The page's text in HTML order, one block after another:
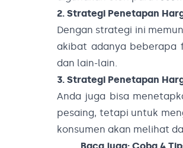
2. Strategi Penetapan
Dengan strategi ini
akibat adanya beberapa
dan lain-lain.
3. Strategi Penetapan
Anda juga bisa
pesaing, tetapi untuk
konsumen akan melihat